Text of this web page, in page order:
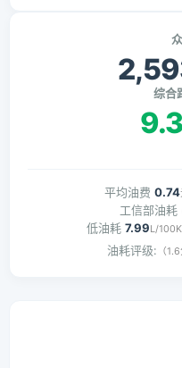
综合
平均油费 0.74
工信部油耗
低油耗 7.99L/
油耗评级: （1.6